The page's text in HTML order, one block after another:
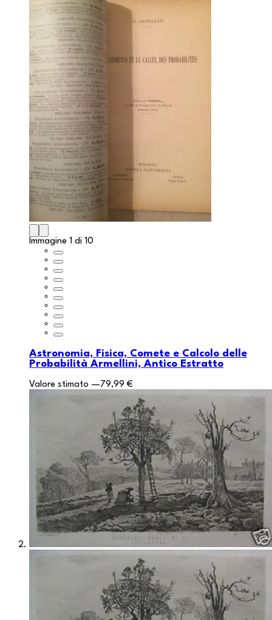
Immagine 1 di 10
Astronomia, Fisica, Comete e Calcolo delle
Probabilità Armellini, Antico Estratto
Valore stimato —79,99 €